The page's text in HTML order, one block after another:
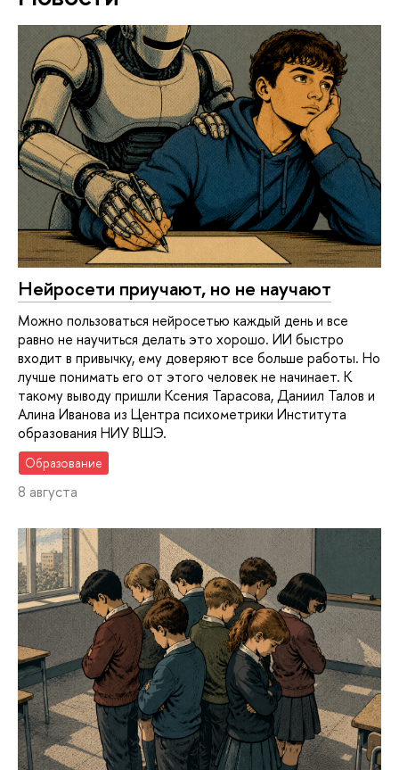
Нейросети приучают, но не научают
Можно пользоваться нейросетью каждый день и все
равно не научиться делать это хорошо. ИИ быстро
входит в привычку, ему доверяют все больше работы. Но
лучше понимать его от этого человек не начинает. К
такому выводу пришли Ксения Тарасова, Даниил Талов и
Алина Иванова из Центра психометрики Института
образования НИУ ВШЭ.
Образование
8 августа